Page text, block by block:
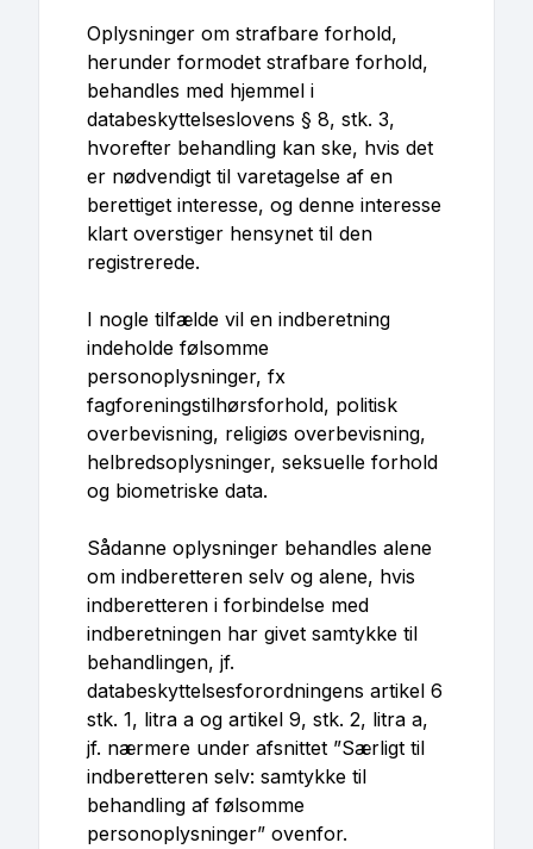
Oplysninger om strafbare forhold,
herunder formodet strafbare forhold,
behandles med hjemmel i
databeskyttelseslovens § 8, stk. 3,
hvorefter behandling kan ske, hvis det
er nødvendigt til varetagelse af en
berettiget interesse, og denne interesse
klart overstiger hensynet til den
registrerede.
I nogle tilfælde vil en indberetning
indeholde følsomme
personoplysninger, fx
fagforeningstilhørsforhold, politisk
overbevisning, religiøs overbevisning,
helbredsoplysninger, seksuelle forhold
og biometriske data.
Sådanne oplysninger behandles alene
om indberetteren selv og alene, hvis
indberetteren i forbindelse med
indberetningen har givet samtykke til
behandlingen, jf.
databeskyttelsesforordningens artikel 6
stk. 1, litra a og artikel 9, stk. 2, litra a,
jf. nærmere under afsnittet ”Særligt til
indberetteren selv: samtykke til
behandling af følsomme
personoplysninger” ovenfor.